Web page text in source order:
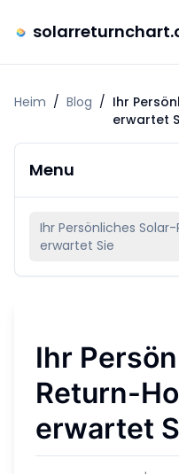
Heim / Blog / Ihr
erwartet
Menu
Ihr Persönliches
erwartet Sie
Ihr
Return-
erwartet